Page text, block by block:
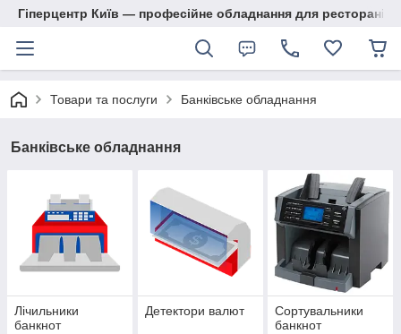
Гіперцентр Київ — професійне обладнання для ресторанів,
Товари та послуги Банківське обладнання
Банківське обладнання
Лічильники
банкнот
Детектори валют
Сортувальники
банкнот